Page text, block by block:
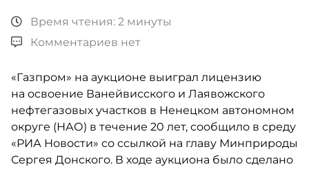
Время чтения: 2 минуты
Комментариев нет
«Газпром» на аукционе выиграл лицензию
на освоение Ванейвисского и Лаявожского
нефтегазовых участков в Ненецком автономном
округе (НАО) в течение 20 лет, сообщило в среду
«РИА Новости» со ссылкой на главу Минприроды
Сергея Донского. В ходе аукциона было сделано